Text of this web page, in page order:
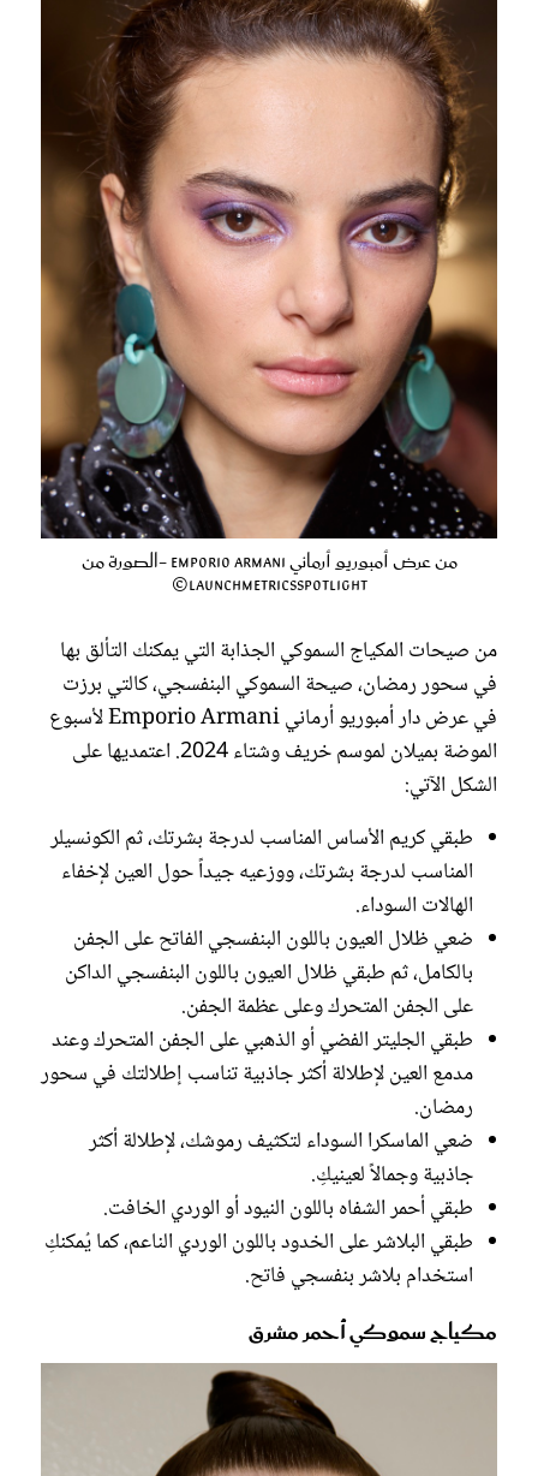
من عرض أمبوريو أرماني Emporio Armani -الصورة من
LaunchmetricsSpotlight©
من صيحات المكياج السموكي الجذابة التي يمكنك التألق بها
في سحور رمضان، صيحة السموكي البنفسجي، كالتي برزت
في عرض دار أمبوريو أرماني Emporio Armani لأسبوع
الموضة بميلان لموسم خريف وشتاء 2024. اعتمديها على
الشكل الآتي:
طبقي كريم الأساس المناسب لدرجة بشرتك، ثم الكونسيلر
المناسب لدرجة بشرتك، ووزعيه جيداً حول العين لإخفاء
الهالات السوداء.
ضعي ظلال العيون باللون البنفسجي الفاتح على الجفن
بالكامل، ثم طبقي ظلال العيون باللون البنفسجي الداكن
على الجفن المتحرك وعلى عظمة الجفن.
طبقي الجليتر الفضي أو الذهبي على الجفن المتحرك وعند
مدمع العين لإطلالة أكثر جاذبية تناسب إطلالتك في سحور
رمضان.
ضعي الماسكرا السوداء لتكثيف رموشك، لإطلالة أكثر
جاذبية وجمالاً لعينيكِ.
طبقي أحمر الشفاه باللون النيود أو الوردي الخافت.
طبقي البلاشر على الخدود باللون الوردي الناعم، كما يُمكنكِ
استخدام بلاشر بنفسجي فاتح.
مكياج سموكي أحمر مشرق